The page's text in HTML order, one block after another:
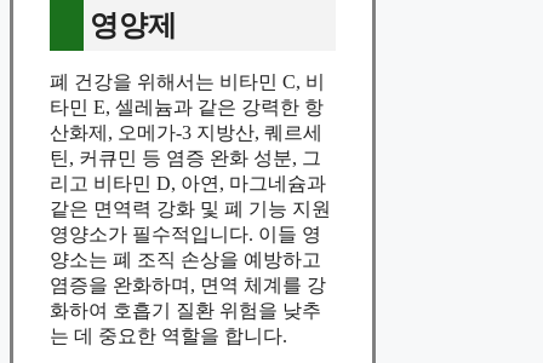
영양제
폐 건강을 위해서는 비타민 C, 비
타민 E, 셀레늄과 같은 강력한 항
산화제, 오메가-3 지방산, 퀘르세
틴, 커큐민 등 염증 완화 성분, 그
리고 비타민 D, 아연, 마그네슘과
같은 면역력 강화 및 폐 기능 지원
영양소가 필수적입니다. 이들 영
양소는 폐 조직 손상을 예방하고
염증을 완화하며, 면역 체계를 강
화하여 호흡기 질환 위험을 낮추
는 데 중요한 역할을 합니다.